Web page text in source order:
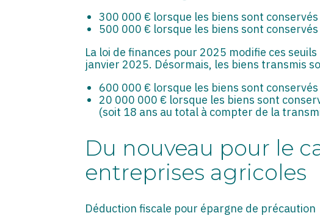
300 000 € lorsque les biens sont
500 000 € lorsque les biens sont
La loi de finances pour 2025 modifie ces
janvier 2025. Désormais, les biens transmis
600 000 € lorsque les biens sont
20 000 000 € lorsque les biens sont
(soit 18 ans au total à compter de la
Du nouveau pour le
entreprises agricoles
Déduction fiscale pour épargne de précaution